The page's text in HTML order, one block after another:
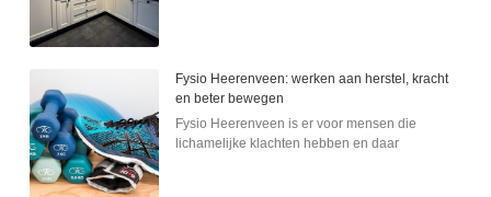
Fysio Heerenveen: werken aan herstel, kracht
en beter bewegen
Fysio Heerenveen is er voor mensen die
lichamelijke klachten hebben en daar